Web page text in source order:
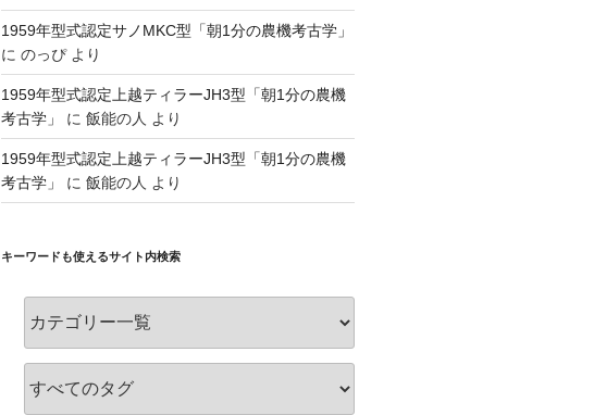
1959年型式認定サノMKC型「朝1分の農機考古学」
に のっぴより
1959年型式認定上越ティラーJH3型「朝1分の農機
考古学」
に 飯能の人 より
1959年型式認定上越ティラーJH3型「朝1分の農機
考古学」
に 飯能の人 より
キーワードも使えるサイト内検索